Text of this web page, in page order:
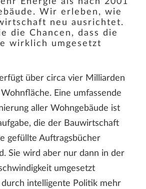
Wir erleben, wie
neu ausrichtet.
die Chancen, dass die
wirklich umgesetzt
über circa vier Milliarden
Eine umfassende
aller Wohngebäude ist
die der Bauwirtschaft
gefüllte Auftragsbücher
Sie wird aber nur dann in der
umgesetzt
intelligente Politik mehr